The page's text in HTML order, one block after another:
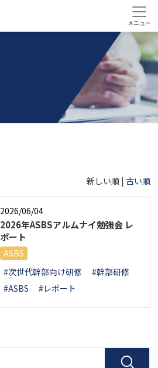
新しい順 | 古い順
2026/06/04
2026年ASBSアルムナイ勉強会 レ
ポート
ASBS
#次世代幹部向け研修
#幹部研修
#ASBS
#レポート